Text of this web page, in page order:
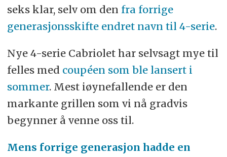
seks klar, selv om den fra forrige
generasjonsskifte endret navn til 4-serie.
Nye 4-serie Cabriolet har selvsagt mye til
felles med coupéen som ble lansert i
sommer. Mest iøynefallende er den
markante grillen som vi nå gradvis
begynner å venne oss til.
Mens forrige generasjon hadde en